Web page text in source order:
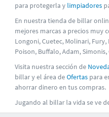
para protegerla y limpiadores
En nuestra tienda de billar
mejores marcas a precios muy
Longoni, Cuetec, Molinari,
Poison, Buffalo, Adam,
Visita nuestra sección de
billar y el área deOfertas para
ahorrar dinero en tus compras.
Jugando al billar la vida se ve